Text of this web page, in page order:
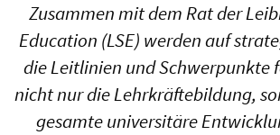
Zusammen mit dem Rat der
Education (LSE) werden auf
die Leitlinien und Schwerpunkte
nicht nur die Lehrkräftebildung,
gesamte universitäre